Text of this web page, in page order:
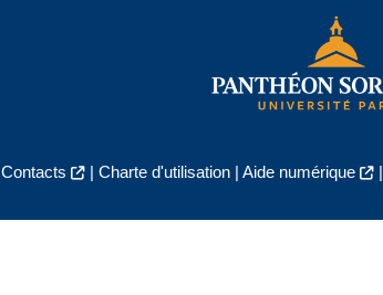
Contacts | Charte d'utilisation| Aide numérique |